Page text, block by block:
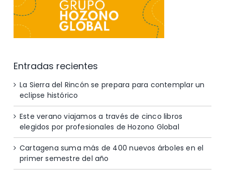
Entradas recientes
La Sierra del Rincón se prepara para contemplar un
eclipse histórico
Este verano viajamos a través de cinco libros
elegidos por profesionales de Hozono Global
Cartagena suma más de 400 nuevos árboles en el
primer semestre del año